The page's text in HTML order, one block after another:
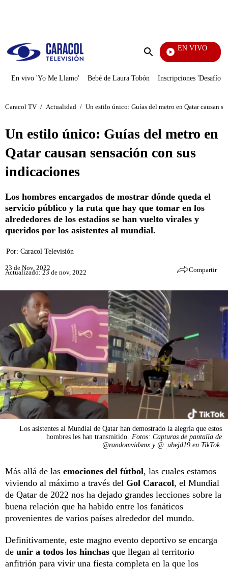
Enviar
EN VIVO
Pura
En vivo 'Yo Me Llamo' Bebé de Laura Tobón Inscripciones 'Desafío'
Caracol TV / Actualidad / Un estilo único: Guías del metro en Qatar causan
Un estilo único: Guías del metro en
Qatar causan sensación con sus
indicaciones
Los hombres encargados de mostrar dónde queda el
servicio público y la ruta que hay que tomar en los
alrededores de los estadios se han vuelto virales y
queridos por los asistentes al mundial.
Por: Caracol Televisión
23 de Nov, 2022
Actualizado: 23 de nov, 2022 Compartir
Los asistentes al Mundial de Qatar han demostrado la alegría que estos
hombres les han transmitido.
Fotos: Capturas de pantalla de
@randomvidsmx y @_ubejd19 en TikTok.
Más allá de las emociones del fútbol, las cuales estamos
viviendo al máximo a través del Gol Caracol, el Mundial
de Qatar de 2022 nos ha dejado grandes lecciones sobre la
buena relación que ha habido entre los fanáticos
provenientes de varios países alrededor del mundo.
Definitivamente, este magno evento deportivo se encarga
de unir a todos los hinchas que llegan al territorio
anfitrión para vivir una fiesta completa en la que los